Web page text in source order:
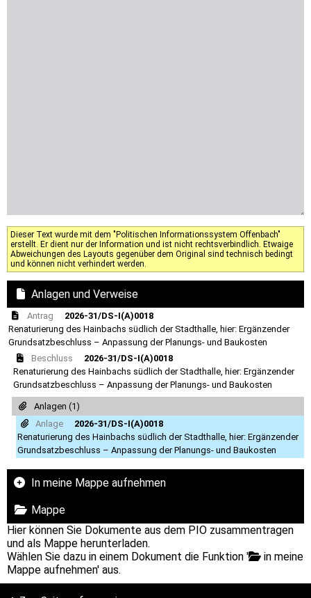
Dieser Text wurde mit dem "Politischen Informationssystem Offenbach"
erstellt. Er dient nur der Information und ist nicht rechtsverbindlich. Etwaige
Abweichungen des Layouts gegenüber dem Original sind technisch bedingt
und können nicht verhindert werden.
Anlagen und Verweise
Antrag
2026-31/DS-I(A)0018
Renaturierung des Hainbachs südlich der Stadthalle, hier: Ergänzender
Grundsatzbeschluss – Anpassung der Planungs- und Baukosten
Beschluss
2026-31/DS-I(A)0018
Renaturierung des Hainbachs südlich der Stadthalle, hier: Ergänzender
Grundsatzbeschluss – Anpassung der Planungs- und Baukosten
Anlagen (1)
Anlage
2026-31/DS-I(A)0018
Renaturierung des Hainbachs südlich der Stadthalle, hier: Ergänzender
Grundsatzbeschluss – Anpassung der Planungs- und Baukosten
In meine Mappe aufnehmen
Mappe
Hier können Sie Dokumente aus dem PIO zusammentragen
und als Mappe herunterladen.
Wählen Sie dazu in einem Dokument die Funktion '
in meine
Mappe aufnehmen' aus.